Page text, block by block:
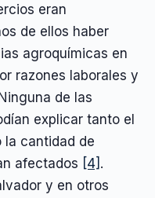
eran
de ellos haber
agroquímicas en
razones laborales y
de las
explicar tanto el
la cantidad de
afectados [4] .
y en otros